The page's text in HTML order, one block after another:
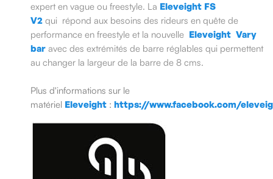
expert en vague ou freestyle. La Eleveight FS
V2 qui répond aux besoins des rideurs en quête de
performance en freestyle et la nouvelle Eleveight Vary
bar avec des extrémités de barre réglables qui permettent
au changer la largeur de la barre de 8 cms.
Plus d'informations sur le
matériel Eleveight : https://www.facebook.com/